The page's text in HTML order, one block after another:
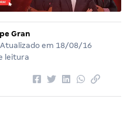
Gran
Atualizado em 18/08/16
leitura